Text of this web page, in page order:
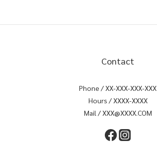
Contact
Phone / XX-XXX-XXX-XXX
Hours / XXXX-XXXX
Mail / XXX@XXXX.COM